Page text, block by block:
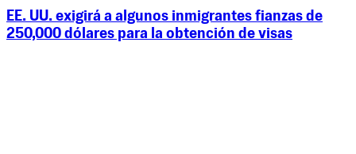
EE. UU. exigirá a algunos inmigrantes fianzas de
250,000 dólares para la obtención de visas